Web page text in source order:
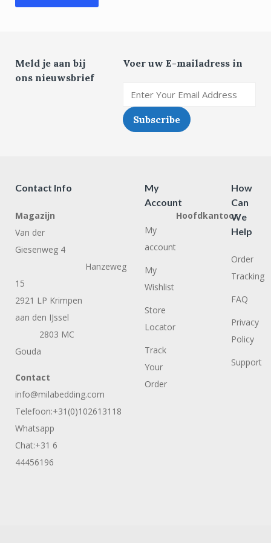
Meld je aan bij
ons nieuwsbrief
Voer uw E-mailadress in
Contact Info
Magazijn
Hoofdkantoor
Van der
Giesenweg 4
Hanzeweg
15
2921 LP Krimpen
aan den IJssel
2803 MC
Gouda
Contact
info@milabedding.com
Telefoon:+31(0)102613118
Whatsapp
Chat:+31 6
44456196
My
Account
My
account
My
Wishlist
Store
Locator
Track
Your
Order
How
Can
We
Help
Order
Tracking
FAQ
Privacy
Policy
Support